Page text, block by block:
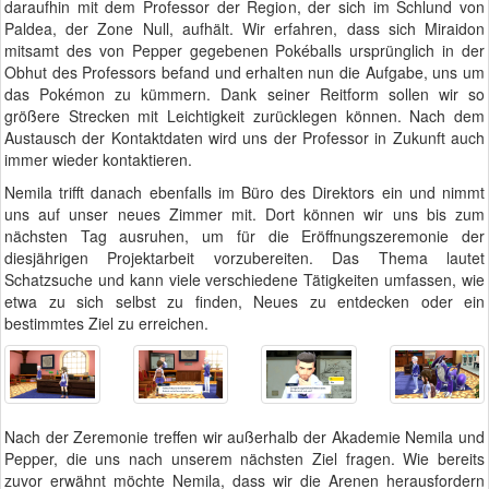
daraufhin mit dem Professor der Region, der sich im Schlund von
Paldea, der Zone Null, aufhält. Wir erfahren, dass sich Miraidon
mitsamt des von Pepper gegebenen Pokéballs ursprünglich in der
Obhut des Professors befand und erhalten nun die Aufgabe, uns um
das Pokémon zu kümmern. Dank seiner Reitform sollen wir so
größere Strecken mit Leichtigkeit zurücklegen können. Nach dem
Austausch der Kontaktdaten wird uns der Professor in Zukunft auch
immer wieder kontaktieren.
Nemila trifft danach ebenfalls im Büro des Direktors ein und nimmt
uns auf unser neues Zimmer mit. Dort können wir uns bis zum
nächsten Tag ausruhen, um für die Eröffnungszeremonie der
diesjährigen Projektarbeit vorzubereiten. Das Thema lautet
Schatzsuche und kann viele verschiedene Tätigkeiten umfassen, wie
etwa zu sich selbst zu finden, Neues zu entdecken oder ein
bestimmtes Ziel zu erreichen.
Nach der Zeremonie treffen wir außerhalb der Akademie Nemila und
Pepper, die uns nach unserem nächsten Ziel fragen. Wie bereits
zuvor erwähnt möchte Nemila, dass wir die Arenen herausfordern